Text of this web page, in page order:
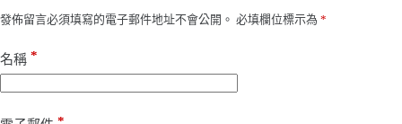
發佈留言必須填寫的電子郵件地址不會公開。 必填欄位標示為 *
名稱 *